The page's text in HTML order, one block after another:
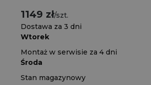
1149 zł/szt.
Dostawa za 3 dni
Wtorek
Montaż w serwisie za 4 dni
Środa
Stan magazynowy